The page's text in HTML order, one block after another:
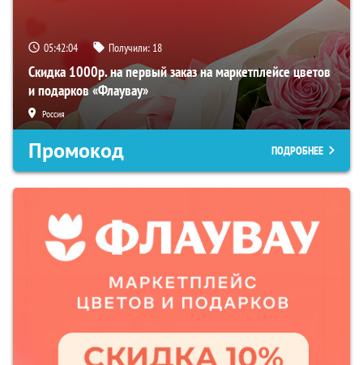
05:42:03 Получили: 18
Скидка 1000р. на первый заказ на маркетплейсе цветов
и подарков «Флаувау»
Россия
Промокод ПОДРОБНЕЕ